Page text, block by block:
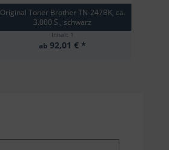
Original Toner Brother TN-247BK, ca.
3.000 S., schwarz
Inhalt 1
ab 92,01 € *